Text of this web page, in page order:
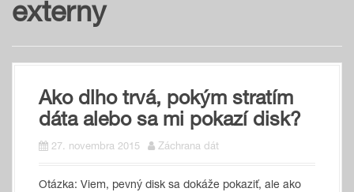
externy
Ako dlho trvá, pokým stratím
dáta alebo sa mi pokazí disk?
27. novembra 2015 Záchrana dát
Otázka: Viem, pevný disk sa dokáže pokaziť, ale ako